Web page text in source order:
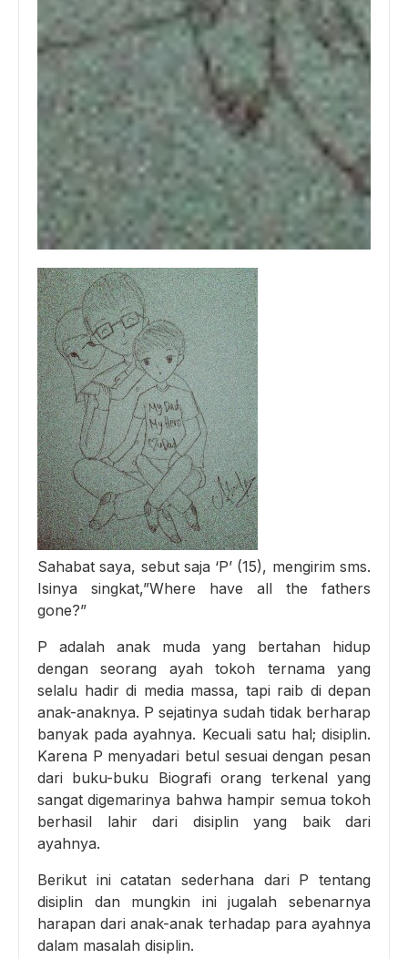
Sahabat saya, sebut saja ‘P’ (15), mengirim sms.
Isinya singkat,”Where have all the fathers
gone?”
P adalah anak muda yang bertahan hidup
dengan seorang ayah tokoh ternama yang
selalu hadir di media massa, tapi raib di depan
anak-anaknya. P sejatinya sudah tidak berharap
banyak pada ayahnya. Kecuali satu hal; disiplin.
Karena P menyadari betul sesuai dengan pesan
dari buku-buku Biografi orang terkenal yang
sangat digemarinya bahwa hampir semua tokoh
berhasil lahir dari disiplin yang baik dari
ayahnya.
Berikut ini catatan sederhana dari P tentang
disiplin dan mungkin ini jugalah sebenarnya
harapan dari anak-anak terhadap para ayahnya
dalam masalah disiplin.